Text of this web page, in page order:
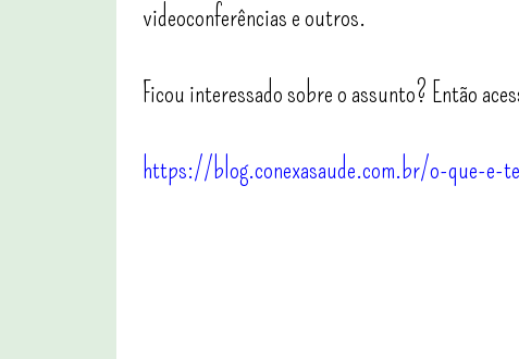
videoconferências e outros.
Ficou interessado sobre o assunto? Então
https://blog.conexasaude.com.br/o-que-e-